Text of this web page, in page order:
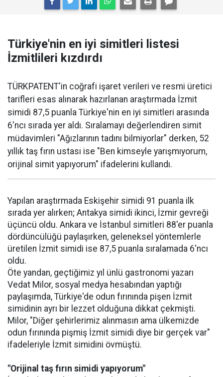
Türkiye'nin en iyi simitleri listesi
İzmitlileri kızdırdı
TÜRKPATENT'in coğrafi işaret verileri ve resmi üretici
tarifleri esas alınarak hazırlanan araştırmada İzmit
simidi 87,5 puanla Türkiye'nin en iyi simitleri arasında
6'ncı sırada yer aldı. Sıralamayı değerlendiren simit
müdavimleri "Ağızlarının tadını bilmiyorlar" derken, 52
yıllık taş fırın ustası ise "Ben kimseyle yarışmıyorum,
orijinal simit yapıyorum" ifadelerini kullandı.
Yapılan araştırmada Eskişehir simidi 91 puanla ilk
sırada yer alırken; Antakya simidi ikinci, İzmir gevreği
üçüncü oldu. Ankara ve İstanbul simitleri 88'er puanla
dördüncülüğü paylaşırken, geleneksel yöntemlerle
üretilen İzmit simidi ise 87,5 puanla sıralamada 6'ncı
oldu.
Öte yandan, geçtiğimiz yıl ünlü gastronomi yazarı
Vedat Milor, sosyal medya hesabından yaptığı
paylaşımda, Türkiye'de odun fırınında pişen İzmit
simidinin ayrı bir lezzet olduğuna dikkat çekmişti.
Milor, "Diğer şehirlerimiz alınmasın ama ülkemizde
odun fırınında pişmiş İzmit simidi diye bir gerçek var"
ifadeleriyle İzmit simidini övmüştü.
"Orijinal taş fırın simidi yapıyorum"